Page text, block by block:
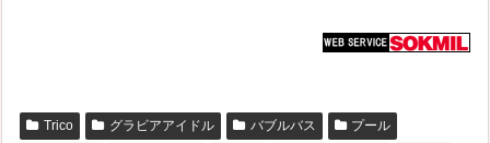
Trico グラビアアイドル バブルバス
プール